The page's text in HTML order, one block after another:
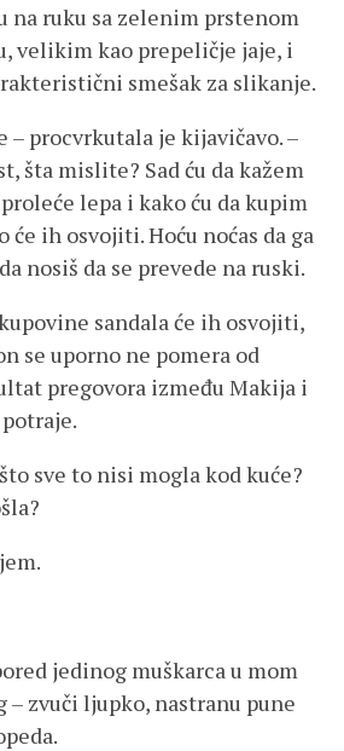
na ruku sa zelenim prstenom
velikim kao prepeličje jaje, i
smešak za slikanje.
– procvrkutala je kijavičavo. –
šta mislite? Sad ću da kažem
lepa i kako ću da kupim
će ih osvojiti. Hoću noćas da ga
nosiš da se prevede na ruski.
sandala će ih osvojiti,
se uporno ne pomera od
pregovora između Makija i
sve to nisi mogla kod kuće?
jedinog muškarca u mom
– zvuči ljupko, nastranu pune